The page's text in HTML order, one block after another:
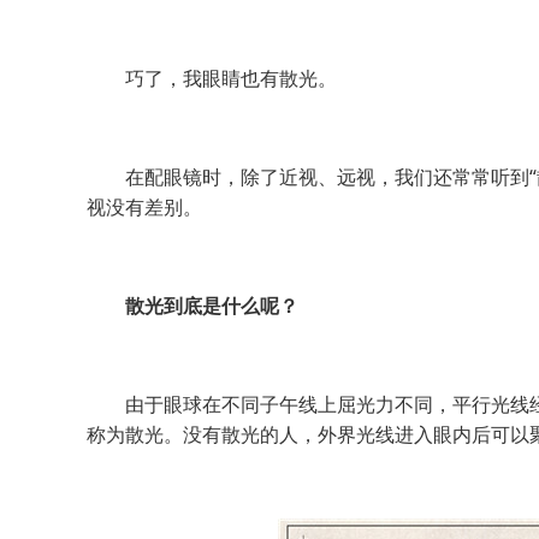
巧了，我眼睛也有散光。
在配眼镜时，除了近视、远视，我们还常常听到“
视没有差别。
散光到底是什么呢？
由于眼球在不同子午线上屈光力不同，平行光线
称为散光。没有散光的人，外界光线进入眼内后可